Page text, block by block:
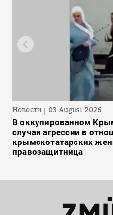
Новости 03 August 2026
В оккупированном
случаи агрессии в
крымскотатарских
правозащитница